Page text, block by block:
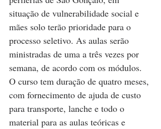
situação de vulnerabilidade social e
mães solo terão prioridade para o
processo seletivo. As aulas serão
ministradas de uma a três vezes por
semana, de acordo com os módulos.
O curso tem duração de quatro meses,
com fornecimento de ajuda de custo
para transporte, lanche e todo o
material para as aulas teóricas e